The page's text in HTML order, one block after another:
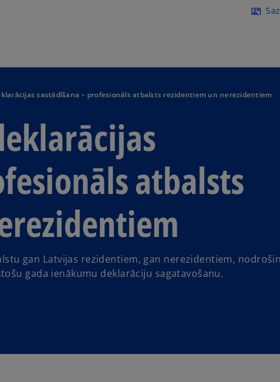
contact_mail
sastādīšana – profesionāls atbalsts rezidentiem un nerezidentiem
atbalsts
gan Latvijas rezidentiem, gan nerezidentiem,
gada ienākumu deklarāciju sagatavošanu.